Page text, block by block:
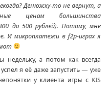
Денюжку-то не вернут, а
ценам большинства
до 500 рублей). Потому, мне
И микроплатежи в f2p-играх я
недельку, а потом как всегда
я её даже запустить — уже
у клиента игры с KIS